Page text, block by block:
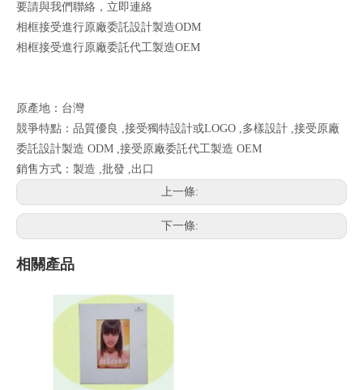
要請與我們聯絡， 立即連絡
相框接受進行原廠委託設計製造ODM
相框接受進行原廠委託代工製造OEM
原產地：台灣
競爭特點：品質優良 ,接受獨特設計或LOGO ,多樣設計 ,接受原廠
委託設計製造 ODM ,接受原廠委託代工製造 OEM
銷售方式：製造 ,批發 ,出口
上一條:
下一條:
相關產品